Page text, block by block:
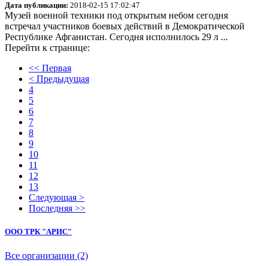
Дата публикации: 2018-02-15 17:02:47
Музей военной техники под открытым небом сегодня
встречал участников боевых действий в Демократической
Республике Афганистан. Сегодня исполнилось 29 л ...
Перейти к странице:
<< Первая
< Предыдущая
4
5
6
7
8
9
10
11
12
13
Следующая >
Последняя >>
ООО ТРК "АРИС"
Все организации (2)